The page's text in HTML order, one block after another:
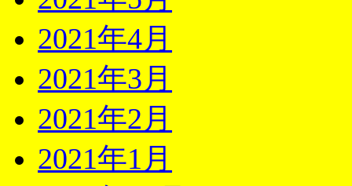
2021年4月
2021年3月
2021年2月
2021年1月